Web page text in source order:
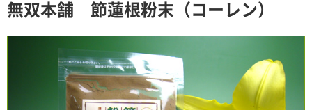
無双本舗 節蓮根粉末（コーレン）